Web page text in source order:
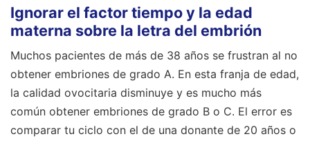
Ignorar el factor tiempo y la edad
materna sobre la letra del embrión
Muchos pacientes de más de 38 años se frustran al no
obtener embriones de grado A. En esta franja de edad,
la calidad ovocitaria disminuye y es mucho más
común obtener embriones de grado B o C. El error es
comparar tu ciclo con el de una donante de 20 años o